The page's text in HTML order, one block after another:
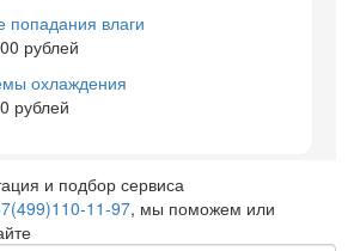
попадания влаги
рублей
охлаждения
рублей
и подбор сервиса
11-97, мы поможем или